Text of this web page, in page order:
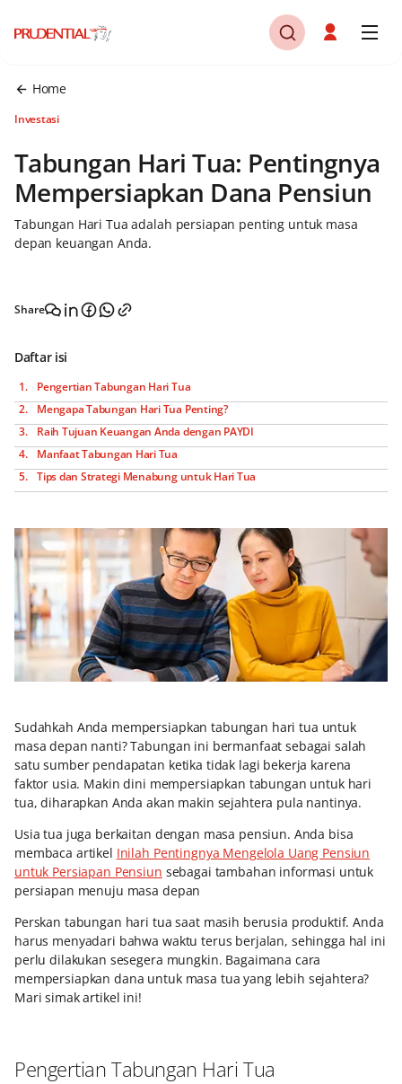
Home
Investasi
Tabungan Hari Tua: Pentingnya
Mempersiapkan Dana Pensiun
Tabungan Hari Tua adalah persiapan penting untuk masa
depan keuangan Anda.
Share
Daftar isi
Pengertian Tabungan Hari Tua
Mengapa Tabungan Hari Tua Penting?
Raih Tujuan Keuangan Anda dengan PAYDI
Manfaat Tabungan Hari Tua
Tips dan Strategi Menabung untuk Hari Tua
Sudahkah Anda mempersiapkan tabungan hari tua untuk
masa depan nanti? Tabungan ini bermanfaat sebagai salah
satu sumber pendapatan ketika tidak lagi bekerja karena
faktor usia. Makin dini mempersiapkan tabungan untuk hari
tua, diharapkan Anda akan makin sejahtera pula nantinya.
Usia tua juga berkaitan dengan masa pensiun. Anda bisa
membaca artikel Inilah Pentingnya Mengelola Uang Pensiun
untuk Persiapan Pensiun sebagai tambahan informasi untuk
persiapan menuju masa depan
Perskan tabungan hari tua saat masih berusia produktif. Anda
harus menyadari bahwa waktu terus berjalan, sehingga hal ini
perlu dilakukan sesegera mungkin. Bagaimana cara
mempersiapkan dana untuk masa tua yang lebih sejahtera?
Mari simak artikel ini!
Pengertian Tabungan Hari Tua